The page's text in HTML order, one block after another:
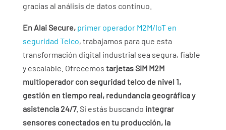
gracias al análisis de datos continuo.
En Alai Secure, primer operador M2M/IoT en
seguridad Telco, trabajamos para que esta
transformación digital industrial sea segura, fiable
y escalable. Ofrecemos tarjetas SIM M2M
multioperador con seguridad telco de nivel 1,
gestión en tiempo real, redundancia geográfica y
asistencia 24/7. Si estás buscando integrar
sensores conectados en tu producción, la